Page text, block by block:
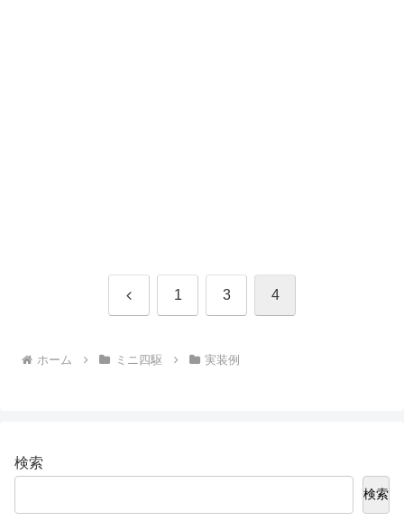
前 1 3 4
ホーム ミニ四駆 実装例
検索
検索